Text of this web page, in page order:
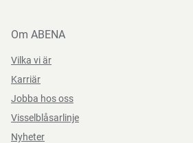
Om ABENA
Vilka vi är
Karriär
Jobba hos oss
Visselblåsarlinje
Nyheter